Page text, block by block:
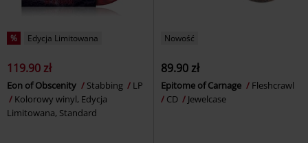
% Edycja Limitowana
119.90 zł
Eon of Obscenity Stabbing
LP
Kolorowy winyl, Edycja
Limitowana, Standard
Nowość
89.90 zł
Epitome of Carnage
Fleshcrawl
CD
Jewelcase